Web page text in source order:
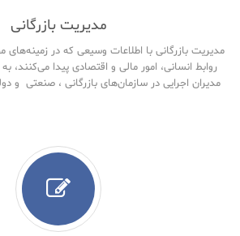
مدیریت بازرگانی
مدیریت بازرگانی با اطلاعات وسیعی که در زمینه‌های
روابط انسانی، امور مالی و اقتصادی پیدا می‌کنند،
مدیران اجرایی در سازمان‌های بازرگانی ، صنعتی و